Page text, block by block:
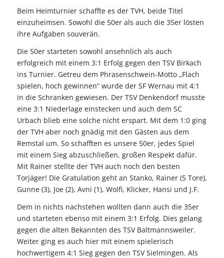
Beim Heimturnier schaffte es der TVH, beide Titel
einzuheimsen. Sowohl die 50er als auch die 35er lösten
ihre Aufgaben souverän.
Die 50er starteten sowohl ansehnlich als auch
erfolgreich mit einem 3:1 Erfolg gegen den TSV Birkach
ins Turnier. Getreu dem Phrasenschwein-Motto „Flach
spielen, hoch gewinnen“ wurde der SF Wernau mit 4:1
in die Schranken gewiesen. Der TSV Denkendorf musste
eine 3:1 Niederlage einstecken und auch dem SC
Urbach blieb eine solche nicht erspart. Mit dem 1:0 ging
der TVH aber noch gnädig mit den Gästen aus dem
Remstal um. So schafften es unsere 50er, jedes Spiel
mit einem Sieg abzuschließen, großen Respekt dafür.
Mit Rainer stellte der TVH auch noch den besten
Torjäger! Die Gratulation geht an Stanko, Rainer (5 Tore),
Gunne (3), Joe (2), Avni (1), Wolfi, Klicker, Hansi und J.F.
Dem in nichts nachstehen wollten dann auch die 35er
und starteten ebenso mit einem 3:1 Erfolg. Dies gelang
gegen die alten Bekannten des TSV Baltmannsweiler.
Weiter ging es auch hier mit einem spielerisch
hochwertigem 4:1 Sieg gegen den TSV Sielmingen. Als